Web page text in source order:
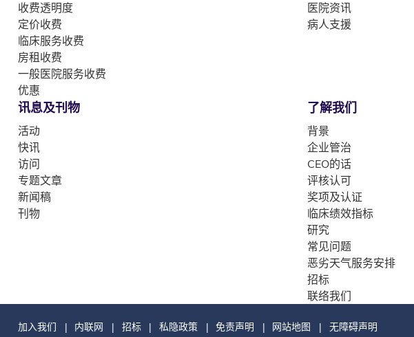
收费透明度
定价收费
临床服务收费
房租收费
一般医院服务收费
优惠
医院资讯
病人支援
讯息及刊物
活动
快讯
访问
专题文章
新闻稿
刊物
了解我们
背景
企业管治
CEO的话
评核认可
奖项及认证
临床绩效指标
研究
常见问题
恶劣天气服务安排
招标
联络我们
加入我们 内联网 招标 私隐政策 免责声明 网站地图 无障碍声明